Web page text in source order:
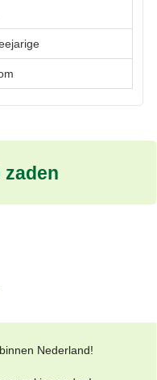
zaden
Nederland!